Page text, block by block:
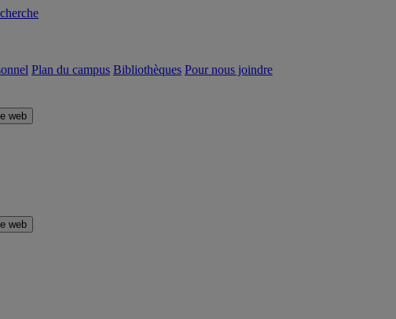
Plan du campus Bibliothèques Pour nous joindre
web
web